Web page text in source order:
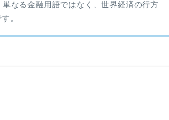
単なる金融用語ではなく、世界経済の行方
。